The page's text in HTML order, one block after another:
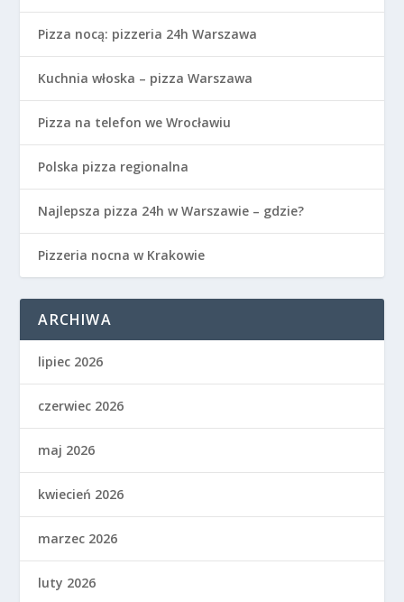
Pizza nocą: pizzeria 24h Warszawa
Kuchnia włoska – pizza Warszawa
Pizza na telefon we Wrocławiu
Polska pizza regionalna
Najlepsza pizza 24h w Warszawie – gdzie?
Pizzeria nocna w Krakowie
ARCHIWA
lipiec 2026
czerwiec 2026
maj 2026
kwiecień 2026
marzec 2026
luty 2026